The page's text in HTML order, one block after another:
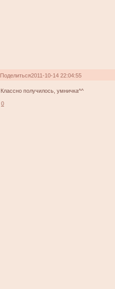
Поделиться2011-10-14 22:04:55
Классно получилось, умничка^^
0